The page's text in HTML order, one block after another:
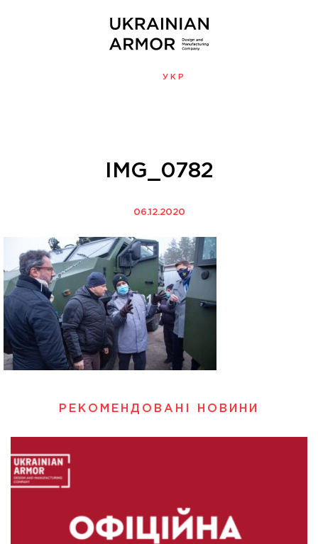
УКР
IMG_0782
06.12.2020
РЕКОМЕНДОВАНІ НОВИНИ